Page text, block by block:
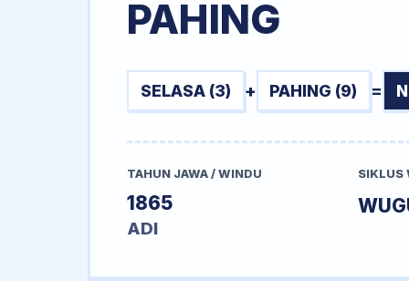
PAHING
SELASA (3) + PAHING (9) =
TAHUN JAWA / WINDU
1865
ADI
SIKLUS